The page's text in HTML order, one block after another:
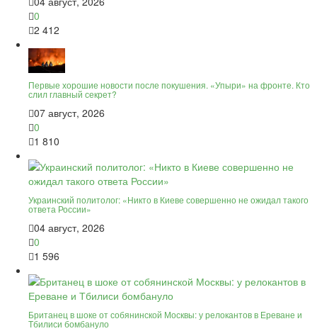
0
2 412
Первые хорошие новости после покушения. «Упыри» на фронте. Кто
слил главный секрет?
07 август, 2026
0
1 810
Украинский политолог: «Никто в Киеве совершенно не ожидал такого
ответа России»
04 август, 2026
0
1 596
Британец в шоке от собянинской Москвы: у релокантов в Ереване и
Тбилиси бомбануло